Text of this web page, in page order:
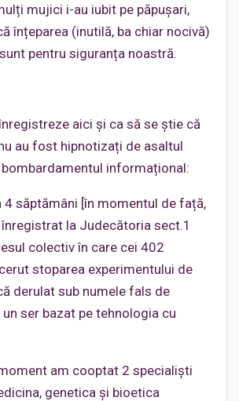
mujici i-au iubit pe păpușari,
înțeparea (inutilă, ba chiar nocivă)
pentru siguranța noastră.
aici și ca să se știe că
au fost hipnotizați de asaltul
informațional:
4 săptămâni [în momentul de față,
înregistrat la Judecătoria sect.1
colectiv în care cei 402
stoparea experimentului de
derulat sub numele fals de
un ser bazat pe tehnologia cu
am cooptat 2 specialiști
genetica și bioetica